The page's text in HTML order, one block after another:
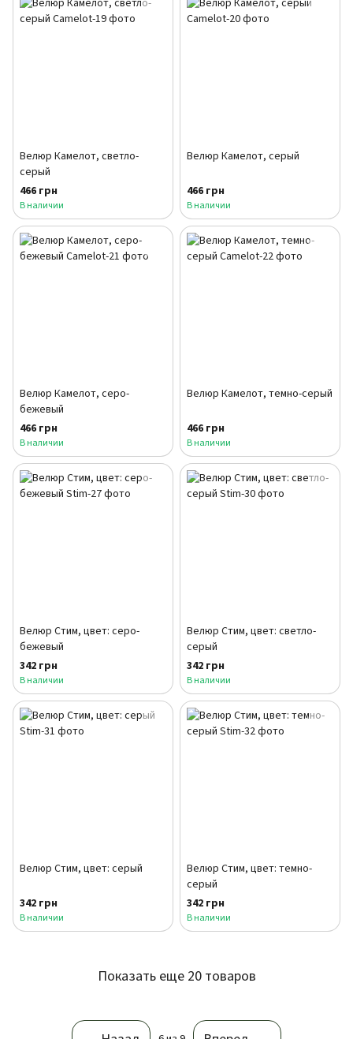
Велюр Камелот, светло-
серый
466 грн
В наличии
Велюр Камелот, серый
466 грн
В наличии
Велюр Камелот, серо-
бежевый
466 грн
В наличии
Велюр Камелот, темно-серый
466 грн
В наличии
Велюр Стим, цвет: серо-
бежевый
342 грн
В наличии
Велюр Стим, цвет: светло-
серый
342 грн
В наличии
Велюр Стим, цвет: серый
342 грн
В наличии
Велюр Стим, цвет: темно-
серый
342 грн
В наличии
Показать еще 20 товаров